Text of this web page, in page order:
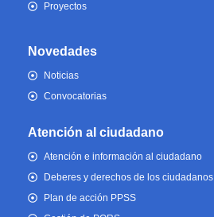
Proyectos
Novedades
Noticias
Convocatorias
Atención al ciudadano
Atención e información al ciudadano
Deberes y derechos de los ciudadanos
Plan de acción PPSS